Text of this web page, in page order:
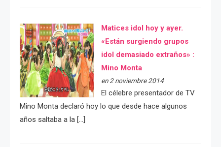
Matices idol hoy y ayer.
«Están surgiendo grupos
idol demasiado extraños» :
Mino Monta
en 2 noviembre 2014
El célebre presentador de TV
Mino Monta declaró hoy lo que desde hace algunos
años saltaba a la […]